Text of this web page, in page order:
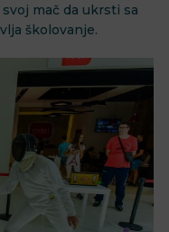
mač da ukrsti sa
školovanje.